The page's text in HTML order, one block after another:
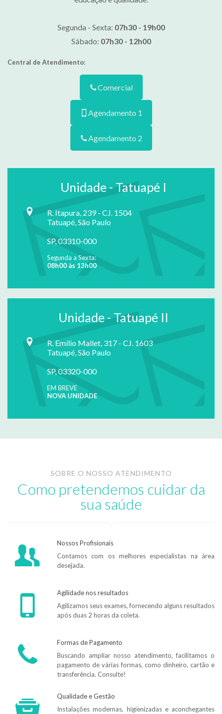
Segunda - Sexta: 07h30 - 19h00
Sábado: 07h30 - 12h00
Central de Atendimento:
Comercial
Agendamento 1
Agendamento 2
Unidade - Tatuapé I
R. Itapura, 239 - CJ. 1504
Tatuapé, São Paulo
SP, 03310-000
Segunda a Sexta:
08h00 às 13h00
Unidade - Tatuapé II
R. Emílio Mallet, 317 - CJ. 1603
Tatuapé, São Paulo
SP, 03320-000
EM BREVE
NOVA UNIDADE
SOBRE O NOSSO ATENDIMENTO
Como pretendemos cuidar da
sua saúde
Nossos Profisionais
Contamos com os melhores especialistas na área
desejada.
Agilidade nos resultados
Agilizamos seus exames, fornecendo alguns resultados
após duas 2 horas da coleta.
Formas de Pagamento
Buscando ampliar nosso atendimento, facilitamos o
pagamento de várias formas, como dinheiro, cartão e
transferência. Consulte!
Qualidade e Gestão
Instalações modernas, higienizadas e aconchegantes